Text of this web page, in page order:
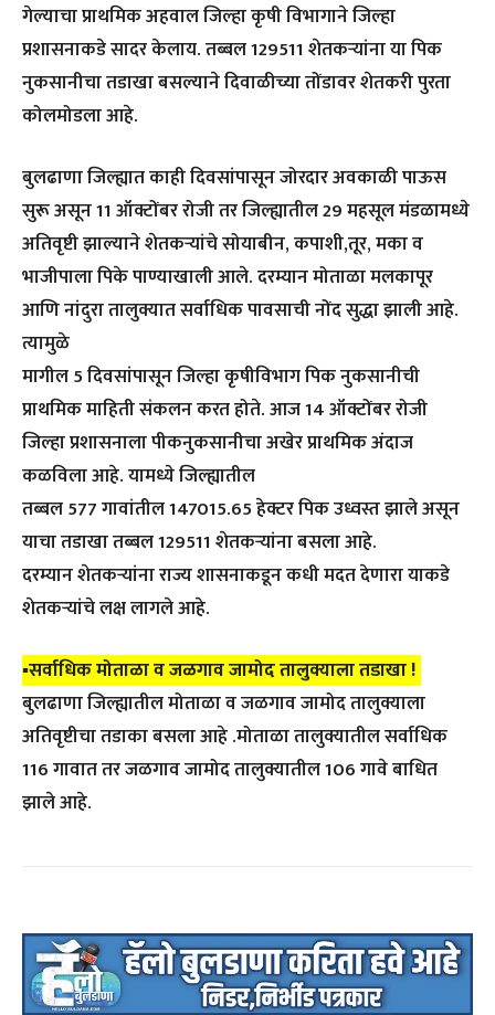
गेल्याचा प्राथमिक अहवाल जिल्हा कृषी विभागाने जिल्हा
प्रशासनाकडे सादर केलाय. तब्बल 129511 शेतकऱ्यांना या पिक
नुकसानीचा तडाखा बसल्याने दिवाळीच्या तोंडावर शेतकरी पुरता
कोलमोडला आहे.
बुलढाणा जिल्ह्यात काही दिवसांपासून जोरदार अवकाळी पाऊस
सुरू असून 11 ऑक्टोंबर रोजी तर जिल्ह्यातील 29 महसूल मंडळामध्ये
अतिवृष्टी झाल्याने शेतकऱ्यांचे सोयाबीन, कपाशी,तूर, मका व
भाजीपाला पिके पाण्याखाली आले. दरम्यान मोताळा मलकापूर
आणि नांदुरा तालुक्यात सर्वाधिक पावसाची नोंद सुद्धा झाली आहे.
त्यामुळे
मागील 5 दिवसांपासून जिल्हा कृषीविभाग पिक नुकसानीची
प्राथमिक माहिती संकलन करत होते. आज 14 ऑक्टोंबर रोजी
जिल्हा प्रशासनाला पीकनुकसानीचा अखेर प्राथमिक अंदाज
कळविला आहे. यामध्ये जिल्ह्यातील
तब्बल 577 गावांतील 147015.65 हेक्टर पिक उध्वस्त झाले असून
याचा तडाखा तब्बल 129511 शेतकऱ्यांना बसला आहे.
दरम्यान शेतकऱ्यांना राज्य शासनाकडून कधी मदत देणारा याकडे
शेतकऱ्यांचे लक्ष लागले आहे.
▪️सर्वाधिक मोताळा व जळगाव जामोद तालुक्याला तडाखा !
बुलढाणा जिल्ह्यातील मोताळा व जळगाव जामोद तालुक्याला
अतिवृष्टीचा तडाका बसला आहे .मोताळा तालुक्यातील सर्वाधिक
116 गावात तर जळगाव जामोद तालुक्यातील 106 गावे बाधित
झाले आहे.